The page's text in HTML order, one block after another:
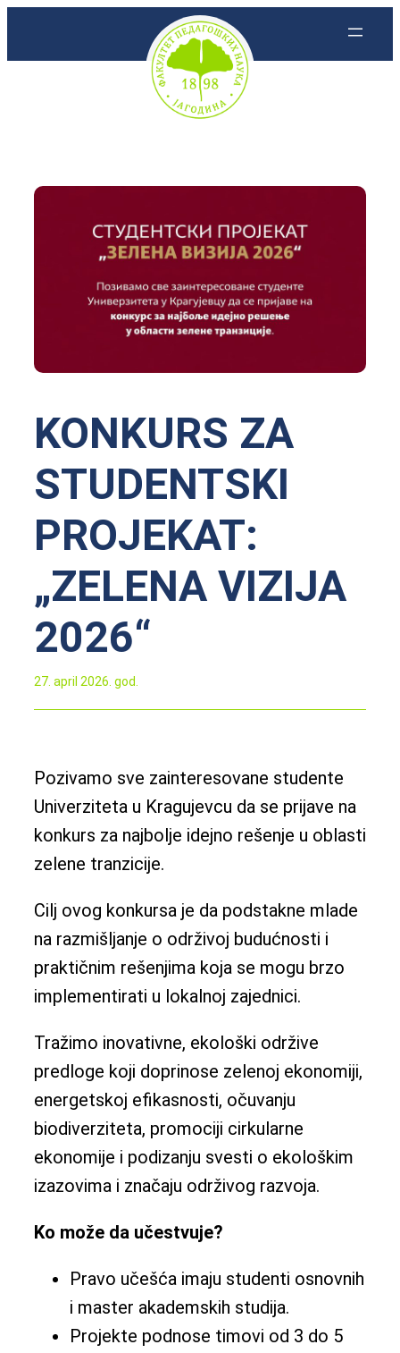
KONKURS ZA
STUDENTSKI
PROJEKAT:
„ZELENA VIZIJA
2026“
27. april 2026. god.
Pozivamo sve zainteresovane studente
Univerziteta u Kragujevcu da se prijave na
konkurs za najbolje idejno rešenje u oblasti
zelene tranzicije.
Cilj ovog konkursa je da podstakne mlade
na razmišljanje o održivoj budućnosti i
praktičnim rešenjima koja se mogu brzo
implementirati u lokalnoj zajednici.
Tražimo inovativne, ekološki održive
predloge koji doprinose zelenoj ekonomiji,
energetskoj efikasnosti, očuvanju
biodiverziteta, promociji cirkularne
ekonomije i podizanju svesti o ekološkim
izazovima i značaju održivog razvoja.
Ko može da učestvuje?
Pravo učešća imaju studenti osnovnih
i master akademskih studija.
Projekte podnose timovi od 3 do 5